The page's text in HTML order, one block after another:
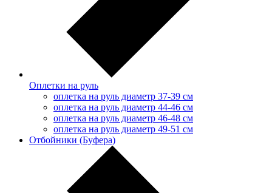
Оплетки на руль
оплетка на руль диаметр 37-39 см
оплетка на руль диаметр 44-46 см
оплетка на руль диаметр 46-48 см
оплетка на руль диаметр 49-51 см
Отбойники (Буфера)